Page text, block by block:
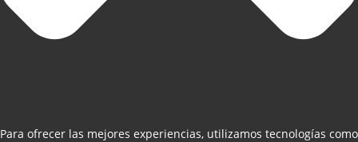
Para ofrecer las mejores experiencias, utilizamos tecnologías como